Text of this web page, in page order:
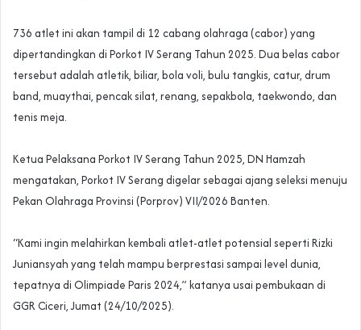
‎736 atlet ini akan tampil di 12 cabang olahraga (cabor) yang
dipertandingkan di Porkot IV Serang Tahun 2025. Dua belas cabor
tersebut adalah atletik, biliar, bola voli, bulu tangkis, catur, drum
band, muaythai, pencak silat, renang, sepakbola, taekwondo, dan
tenis meja.
‎Ketua Pelaksana Porkot IV Serang Tahun 2025, DN Hamzah
mengatakan, Porkot IV Serang digelar sebagai ajang seleksi menuju
Pekan Olahraga Provinsi (Porprov) VII/2026 Banten.
‎“Kami ingin melahirkan kembali atlet-atlet potensial seperti Rizki
Juniansyah yang telah mampu berprestasi sampai level dunia,
tepatnya di Olimpiade Paris 2024,” katanya usai pembukaan di
GGR Ciceri, Jumat (24/10/2025).